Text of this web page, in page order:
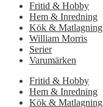
Fritid & Hobby
Hem & Inredning
Kök & Matlagning
William Morris
Serier
Varumärken
Fritid & Hobby
Hem & Inredning
Kök & Matlagning